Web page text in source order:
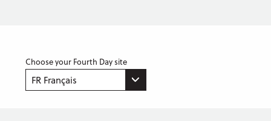
Choose your Fourth Day site
FR Français